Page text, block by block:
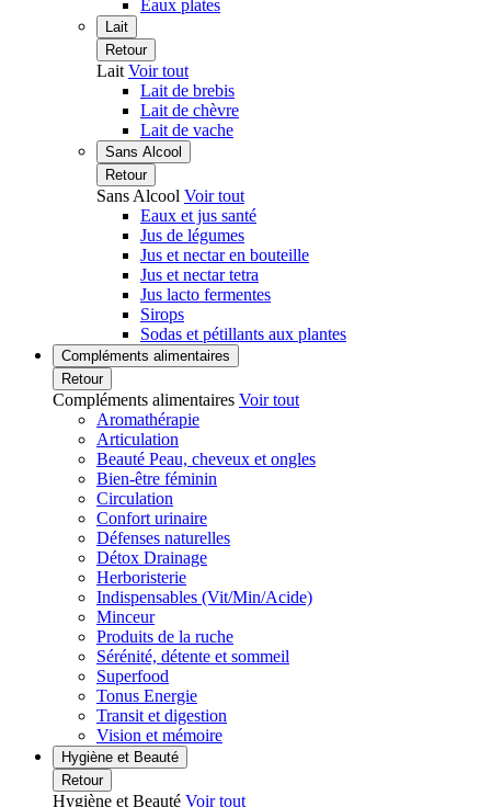
Eaux plates
Lait
Retour
Lait Voir tout
Lait de brebis
Lait de chèvre
Lait de vache
Sans Alcool
Retour
Sans Alcool Voir tout
Eaux et jus santé
Jus de légumes
Jus et nectar en bouteille
Jus et nectar tetra
Jus lacto fermentes
Sirops
Sodas et pétillants aux plantes
Compléments alimentaires
Retour
Compléments alimentaires Voir tout
Aromathérapie
Articulation
Beauté Peau, cheveux et ongles
Bien-être féminin
Circulation
Confort urinaire
Défenses naturelles
Détox Drainage
Herboristerie
Indispensables (Vit/Min/Acide)
Minceur
Produits de la ruche
Sérénité, détente et sommeil
Superfood
Tonus Energie
Transit et digestion
Vision et mémoire
Hygiène et Beauté
Retour
Hygiène et Beauté Voir tout